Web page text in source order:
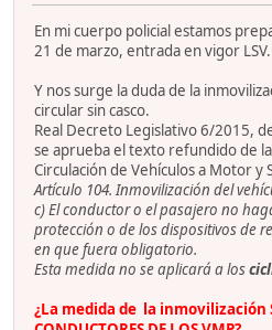
En mi cuerpo policial estamos
21 de marzo, entrada en vigor LSV.
Y nos surge la duda de la
circular sin casco.
Real Decreto Legislativo 6/2015,
se aprueba el texto refundido de
Circulación de Vehículos a Motor y
Artículo 104. Inmovilización del
c) El conductor o el pasajero no
protección o de los dispositivos de
en que fuera obligatorio.
Esta medida no se aplicará a los
¿La medida de la inmovilización